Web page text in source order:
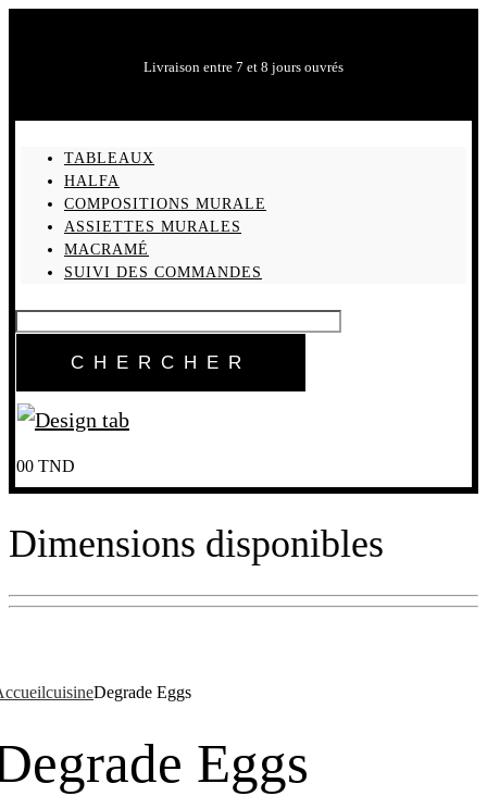
Livraison entre 7 et 8 jours ouvrés
TABLEAUX
HALFA
COMPOSITIONS MURALE
ASSIETTES MURALES
MACRAMÉ
SUIVI DES COMMANDES
00 TND
Dimensions disponibles
cuisineDegrade Eggs
Eggs